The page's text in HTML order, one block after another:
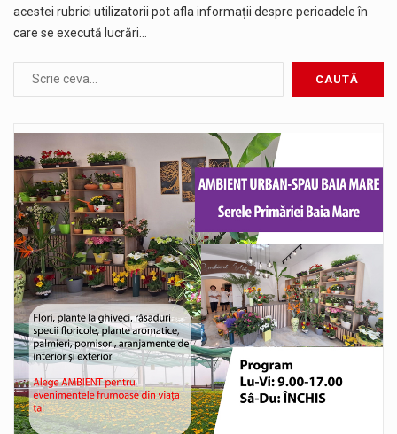
acestei rubrici utilizatorii pot afla informații despre perioadele în
care se execută lucrări…